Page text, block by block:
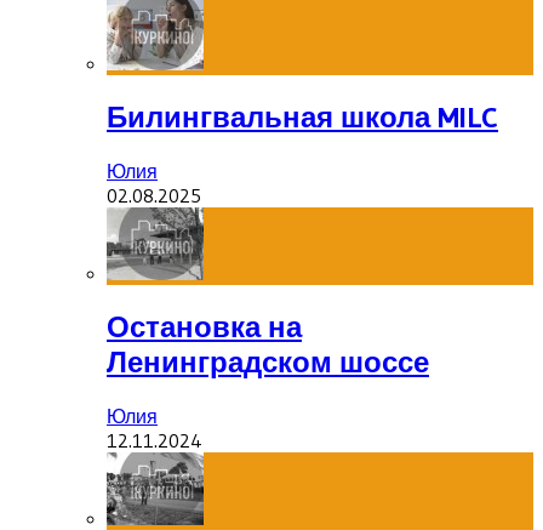
Билингвальная школа MILC
Юлия
02.08.2025
Остановка на
Ленинградском шоссе
Юлия
12.11.2024